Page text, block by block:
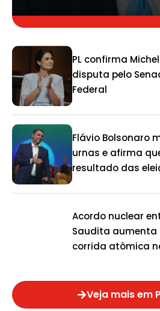
PL confirma
disputa pelo
Federal
Flávio Bolsonaro
urnas e afirma
resultado das
Acordo nuclear
Saudita aumenta
corrida atômica
Veja mais em